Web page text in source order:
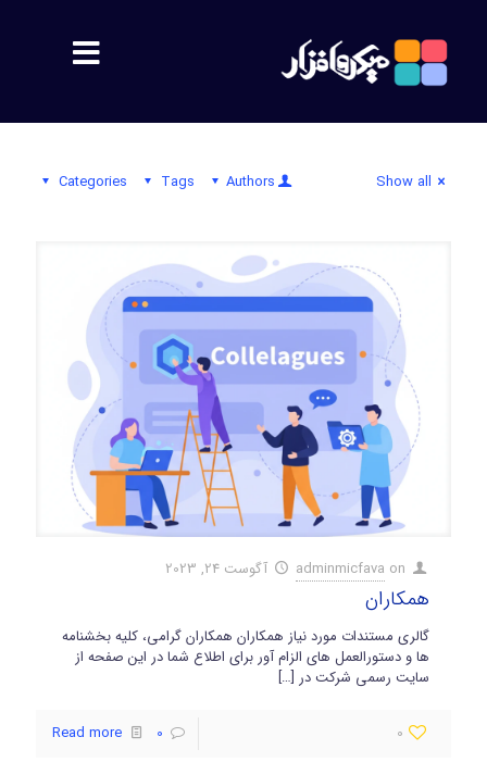
اهداف
پشتیبانی
محصولات
سمیس
ورود اعضا
تماس با ما
Categories Tags Authors Show all
adminmicfava on آگوست 24, 2023
همکاران
گالری مستندات مورد نیاز همکاران همکاران گرامی، کلیه بخشنامه
ها و دستورالعمل های الزام آور برای اطلاع شما در این صفحه از
سایت رسمی شرکت در […]
0
0
Read more